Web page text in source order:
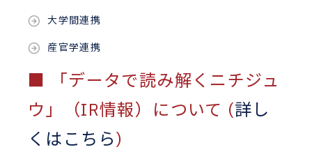
大学間連携
産官学連携
■ 「データで読み解くニチジュ
ウ」（IR情報）について (詳し
くはこちら)